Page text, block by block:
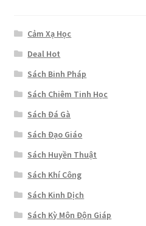
Cảm Xạ Học
Deal Hot
Sách Binh Pháp
Sách Chiêm Tinh Học
Sách Đá Gà
Sách Đạo Giáo
Sách Huyền Thuật
Sách Khí Công
Sách Kinh Dịch
Sách Kỳ Môn Độn Giáp